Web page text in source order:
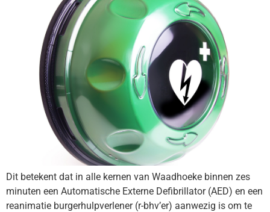
Dit betekent dat in alle kernen van Waadhoeke binnen zes
minuten een Automatische Externe Defibrillator (AED) en een
reanimatie burgerhulpverlener (r-bhv’er) aanwezig is om te